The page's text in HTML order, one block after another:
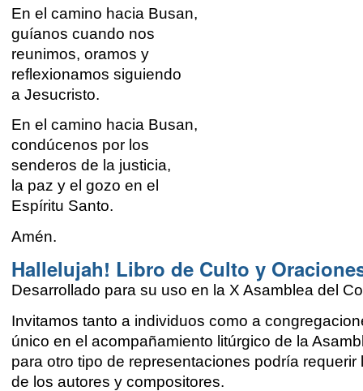
En el camino hacia Busan,
guíanos cuando nos
reunimos, oramos y
reflexionamos siguiendo
a Jesucristo.
En el camino hacia Busan,
condúcenos por los
senderos de la justicia,
la paz y el gozo en el
Espíritu Santo.
Amén.
Hallelujah! Libro de Culto y
Desarrollado para su uso en la X Asamblea del
Invitamos tanto a individuos como a
único en el acompañamiento litúrgico de la
para otro tipo de representaciones podría
de los autores y compositores.